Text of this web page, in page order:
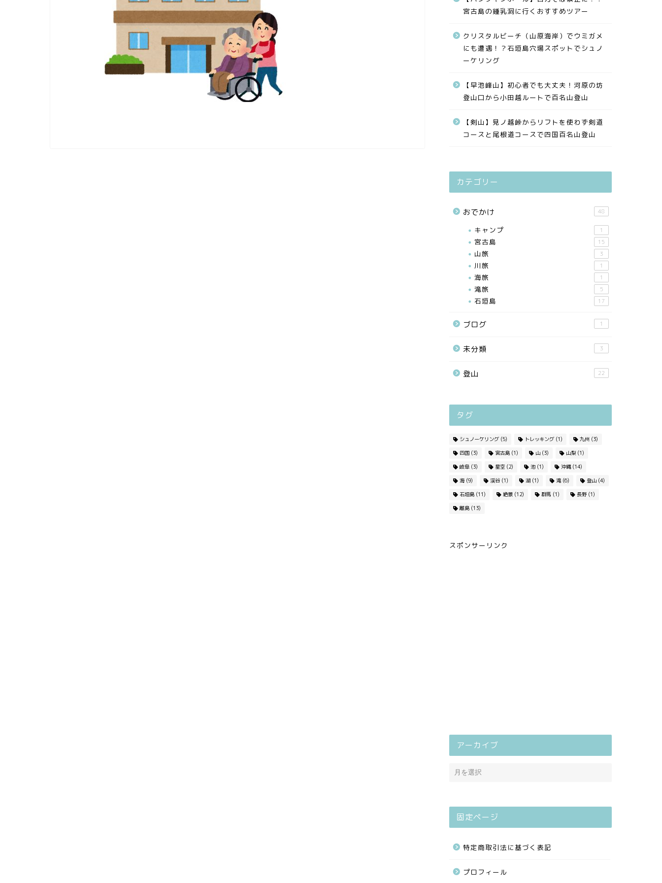
宮古島の鍾乳洞に行くおすすめツアー
クリスタルビーチ（山原海岸）でウミガメ
にも遭遇！？石垣島穴場スポットでシュノ
ーケリング
【早池峰山】初心者でも大丈夫！河原の坊
登山口から小田越ルートで百名山登山
【剣山】見ノ越峠からリフトを使わず剣道
コースと尾根道コースで四国百名山登山
カテゴリー
おでかけ 48
キャンプ 1
宮古島 15
山旅 3
川旅 1
海旅 1
滝旅 5
石垣島 17
ブログ 1
未分類 3
登山 22
タグ
シュノーケリング(5) トレッキング(1) 九州 (3)
四国(3) 宮古島(1) 山(3) 山梨(1)
岐阜(3) 星空(2) 池(1) 沖縄(14)
海(9) 渓谷(1) 湖(1) 滝(6) 登山(4)
石垣島(11) 絶景(12) 群馬 (1) 長野(1)
離島(13)
スポンサーリンク
アーカイブ
固定ページ
特定商取引法に基づく表記
プロフィール